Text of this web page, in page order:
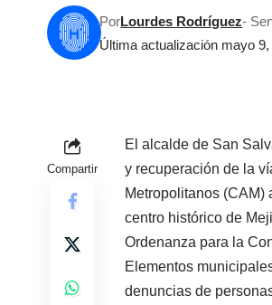
Última actualización mayo 9,
PorLourdes Rodríguez-
Compartir
El alcalde de San
y recuperación de la
Metropolitanos (CAM)
centro histórico de
Ordenanza para la
Elementos
denuncias de